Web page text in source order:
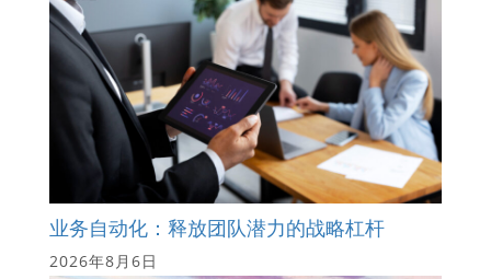
业务自动化：释放团队潜力的战略杠杆
2026年8月6日